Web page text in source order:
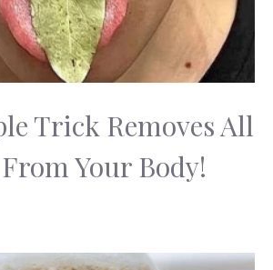
Trick Removes All
Your Body!